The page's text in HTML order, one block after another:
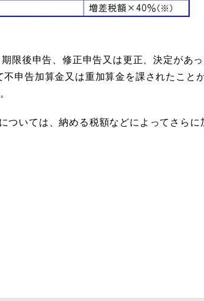
限後申告、修正申告又は更正、決定があ
申告加算金又は重加算金を課されたこと
ついては、納める税額などによってさらに